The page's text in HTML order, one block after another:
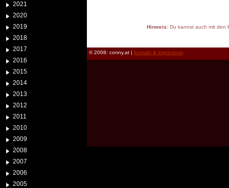
2021
2020
2019
2018
2017
2016
2015
2014
2013
2012
2011
2010
2009
2008
2007
2006
2005
Hinweis:Du kannst auch mit den
© 2008: conny.at | kontakt & impressum